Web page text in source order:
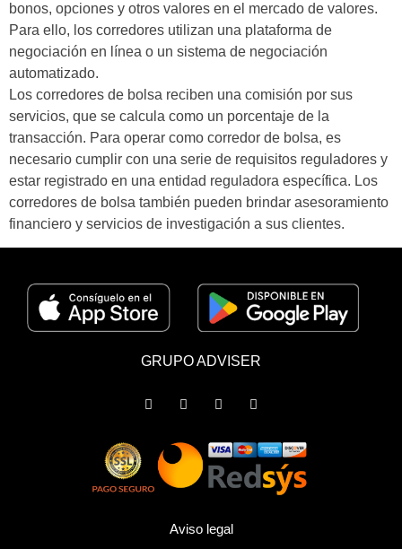
bonos, opciones y otros valores en el mercado de valores.
Para ello, los corredores utilizan una plataforma de
negociación en línea o un sistema de negociación
automatizado.
Los corredores de bolsa reciben una comisión por sus
servicios, que se calcula como un porcentaje de la
transacción. Para operar como corredor de bolsa, es
necesario cumplir con una serie de requisitos reguladores y
estar registrado en una entidad reguladora específica. Los
corredores de bolsa también pueden brindar asesoramiento
financiero y servicios de investigación a sus clientes.
GRUPO ADVISER
Aviso legal